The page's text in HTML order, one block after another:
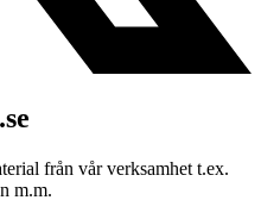
från vår verksamhet t.ex.
m.m.